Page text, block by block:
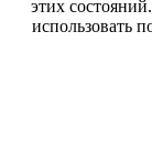
этих
использовать